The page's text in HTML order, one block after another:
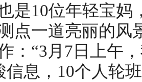
是10位年轻宝妈
点一道亮丽的风
：“3月7日上午
信息，10个人轮